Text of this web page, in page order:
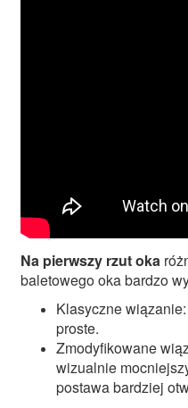
Na pierwszy rzut oka
baletowego oka bardzo
Klasyczne
proste.
Zmodyfikowane
wizualnie
postawa bardziej